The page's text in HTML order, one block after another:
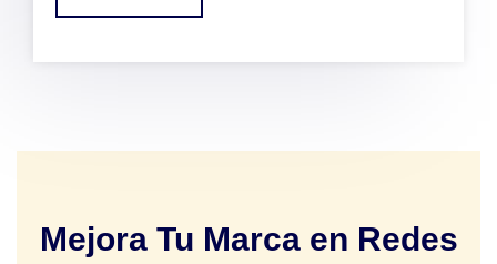
Mejora Tu Marca en Redes